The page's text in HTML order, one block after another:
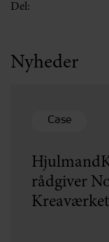
Del:
Nyheder
Case
rådgiver
Kreaværket